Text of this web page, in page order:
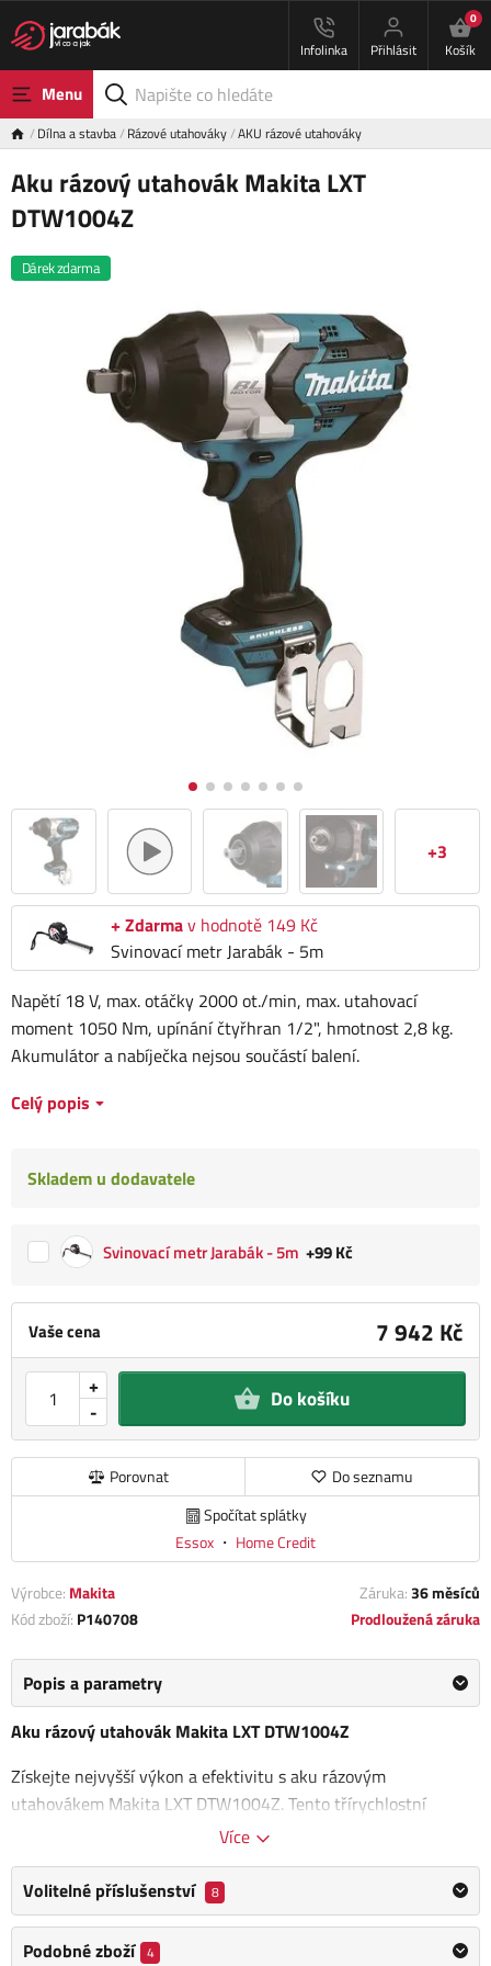
Infolinka Přihlásit
0
Košík
Menu
Dílna a stavba Rázové utahováky AKU rázové utahováky
Aku rázový utahovák Makita LXT
DTW1004Z
Dárek zdarma
+3
+ Zdarmav hodnotě 149 Kč
Svinovací metr Jarabák - 5m
Vaše cena 7 942 Kč
-
+ Do košíku
Porovnat
Do seznamu
Spočítat splátky
Essox ・ Home Credit
Napětí 18 V, max. otáčky 2000 ot./min, max. utahovací
moment 1050 Nm, upínání čtyřhran 1/2", hmotnost 2,8 kg.
Akumulátor a nabíječka nejsou součástí balení.
Celý popis
Skladem u dodavatele
Svinovací metr Jarabák - 5m +99 Kč
Výrobce: Makita Záruka:36 měsíců
Kód zboží: P140708 Prodloužená záruka
Popis a parametry
Aku rázový utahovák Makita LXT DTW1004Z
Získejte nejvyšší výkon a efektivitu s aku rázovým
utahovákem Makita LXT DTW1004Z. Tento třírychlostní
nástroj Li-ion 18 V disponujevelmi vysokým utahovacím
hmotnost pouhých3,4 kg včetně baterie.
Díky spolehlivému
bezuhlíkovému motoru a speciální konstrukci s gumovým
tlumičem je zajištěna nejen vysoká účinnost, ale také ochrana
Více
Volitelné příslušenství 8
Podobné zboží 4